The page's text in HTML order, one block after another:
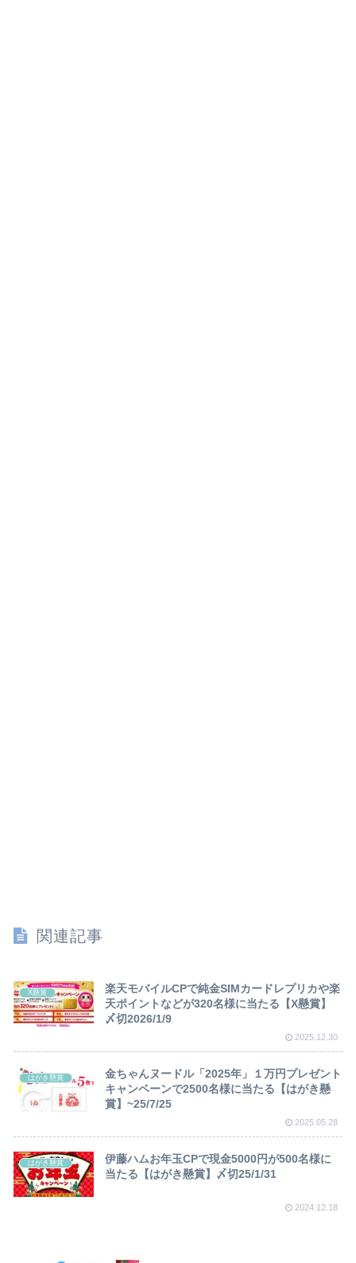
関連記事
X懸賞
楽天モバイルCPで純金SIMカードレプリカや楽
天ポイントなどが320名様に当たる【X懸賞】
〆切2026/1/9
2025.12.30
はがき懸賞
金ちゃんヌードル「2025年」１万円プレゼント
キャンペーンで2500名様に当たる【はがき懸
賞】~25/7/25
2025.05.28
はがき懸賞
伊藤ハムお年玉CPで現金5000円が500名様に
当たる【はがき懸賞】〆切25/1/31
2024.12.18